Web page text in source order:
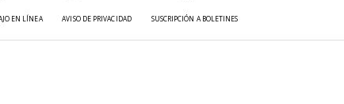
EN LÍNEA AVISO DE PRIVACIDAD SUSCRIPCIÓN A BOLETINES